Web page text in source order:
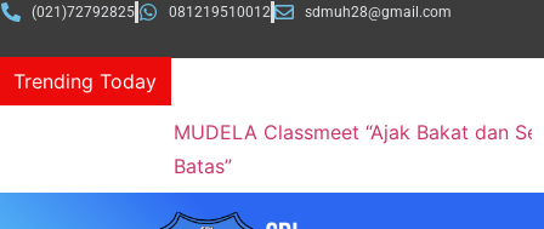
(021)72792825 081219510012 sdmuh28@gmail.com
Trending Today
MUDELA Classmeet “Ajak Bakat dan Semangat Tanpa